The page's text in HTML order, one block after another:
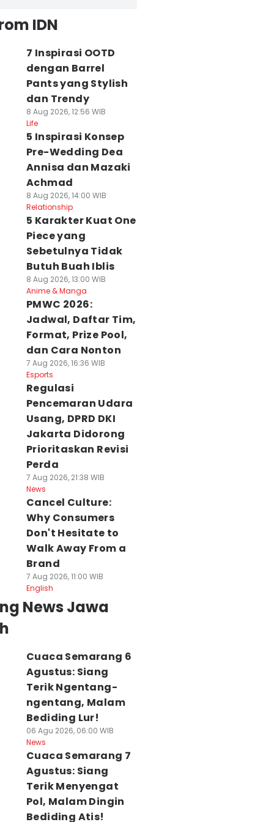
IDN
7 Inspirasi OOTD
dengan Barrel
Pants yang Stylish
dan Trendy
8 Aug 2026, 12:56 WIB
Life
5 Inspirasi Konsep
Pre-Wedding Dea
Annisa dan Mazaki
Achmad
8 Aug 2026, 14:00 WIB
Relationship
5 Karakter Kuat One
Piece yang
Sebetulnya Tidak
Butuh Buah Iblis
8 Aug 2026, 13:00 WIB
Anime & Manga
PMWC 2026:
Jadwal, Daftar Tim,
Format, Prize Pool,
dan Cara Nonton
7 Aug 2026, 16:36 WIB
Esports
Regulasi
Pencemaran Udara
Usang, DPRD DKI
Jakarta Didorong
Prioritaskan Revisi
Perda
7 Aug 2026, 21:38 WIB
News
Cancel Culture:
Why Consumers
Don't Hesitate to
Walk Away From a
Brand
7 Aug 2026, 11:00 WIB
English
News Jawa
Cuaca Semarang 6
Agustus: Siang
Terik Ngentang-
ngentang, Malam
Bediding Lur!
06 Agu 2026, 06:00 WIB
News
Cuaca Semarang 7
Agustus: Siang
Terik Menyengat
Pol, Malam Dingin
Bediding Atis!